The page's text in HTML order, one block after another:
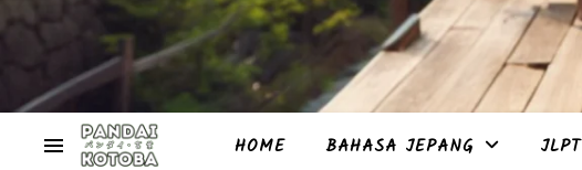
HOME BAHASA JEPANG JLPT